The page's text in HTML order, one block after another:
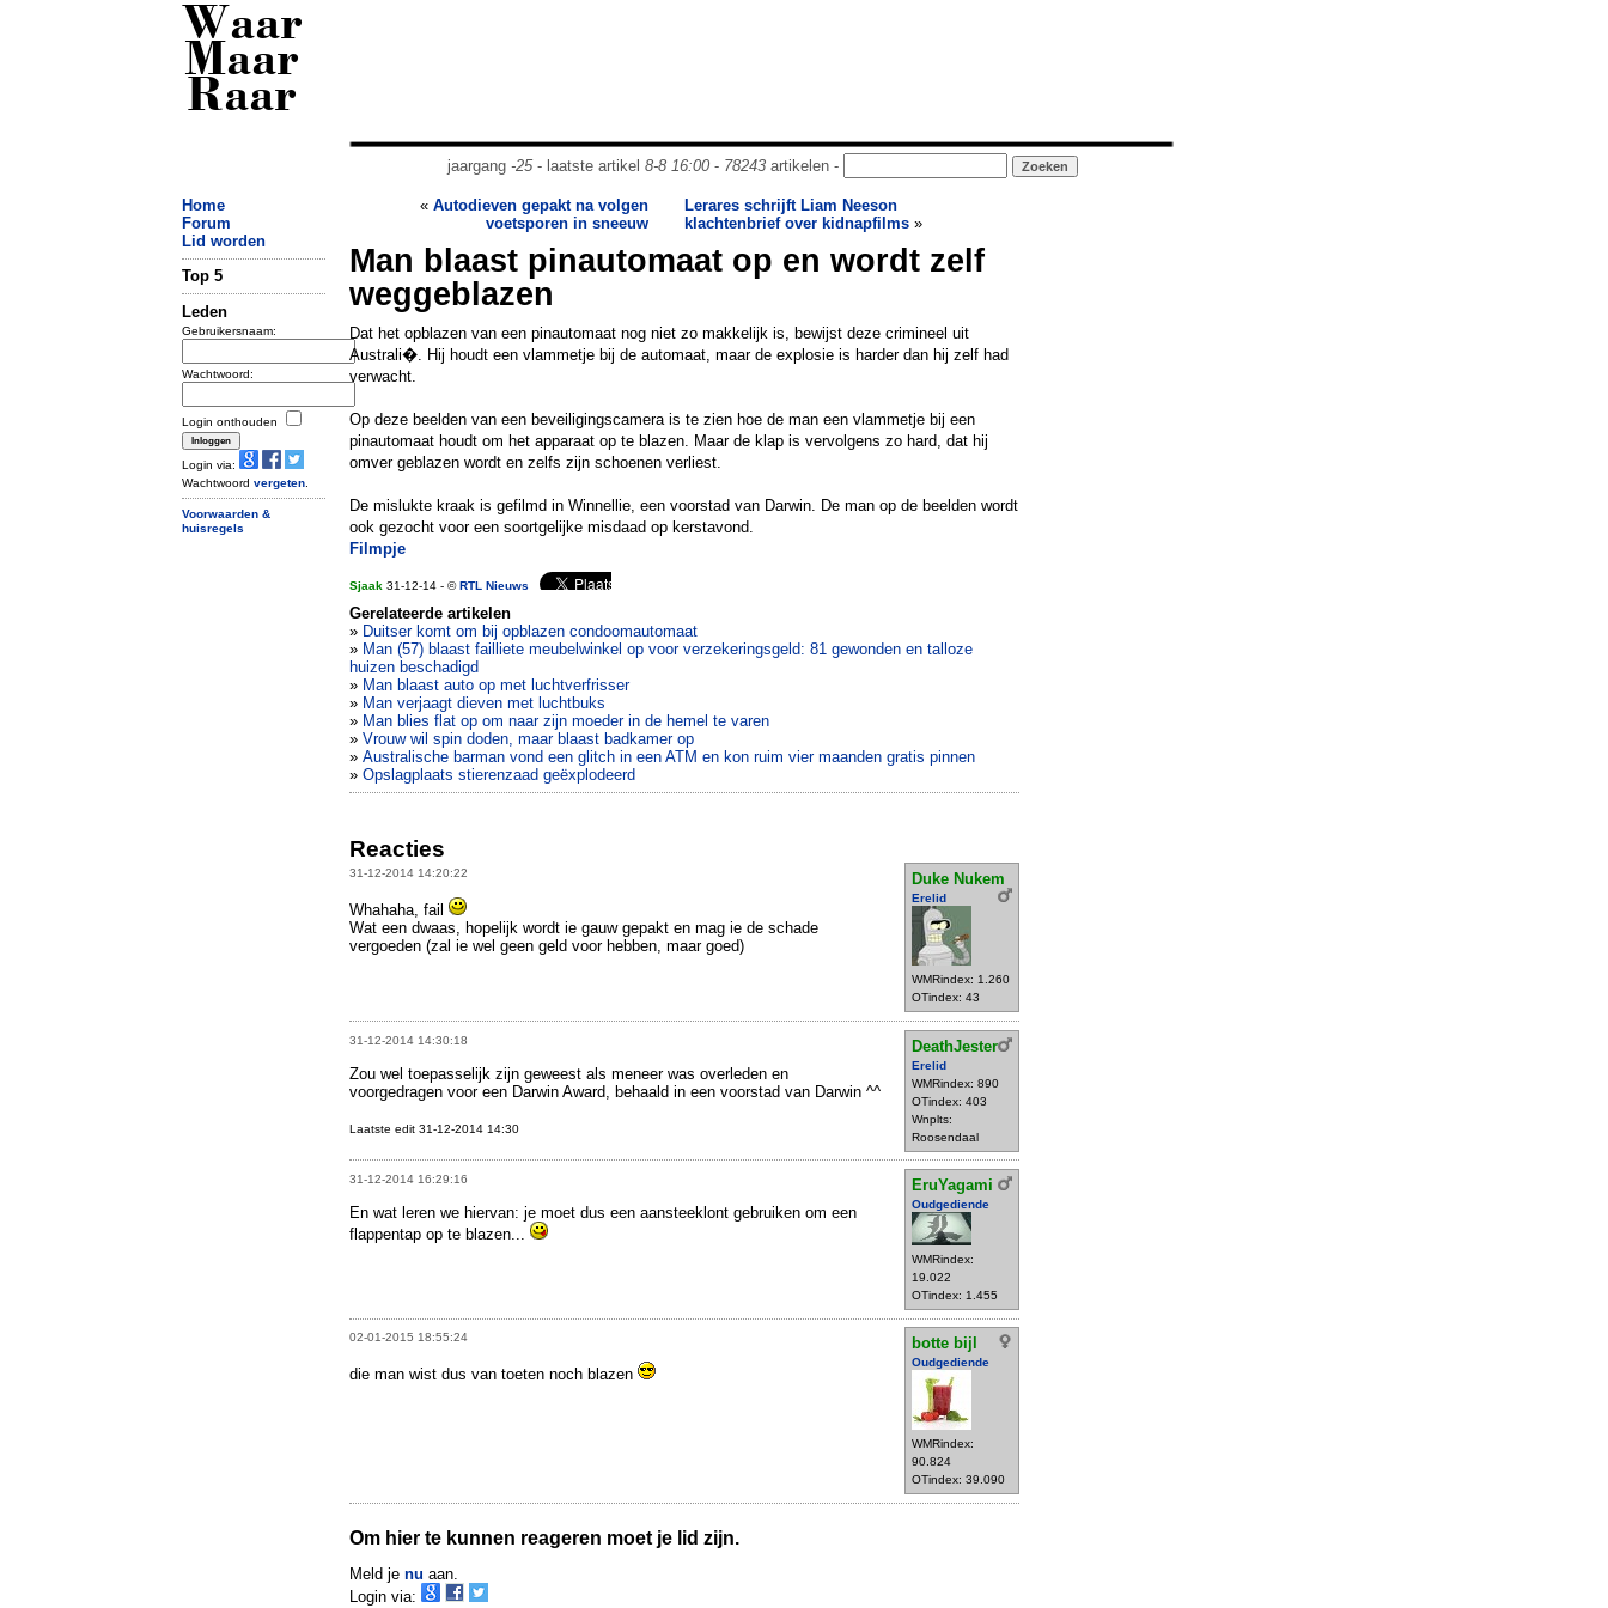
Waar
Maar
Raar
jaargang -25- laatste artikel 8-8 16:00- 78243artikelen -
Home
Forum
Lid worden
Top 5
Leden
Gebruikersnaam:
Wachtwoord:
Login onthouden
Login via:
Wachtwoord vergeten
Voorwaarden &
huisregels
« Autodieven gepakt na volgen
voetsporen in sneeuw
Lerares schrijft Liam Neeson
klachtenbrief over kidnapfilms »
Man blaast pinautomaat op en wordt zelf
weggeblazen
Dat het opblazen van een pinautomaat nog niet zo makkelijk is, bewijst deze crimineel uit
Australi�. Hij houdt een vlammetje bij de automaat, maar de explosie is harder dan hij zelf had
verwacht.
Op deze beelden van een beveiligingscamera is te zien hoe de man een vlammetje bij een
pinautomaat houdt om het apparaat op te blazen. Maar de klap is vervolgens zo hard, dat hij
omver geblazen wordt en zelfs zijn schoenen verliest.
De mislukte kraak is gefilmd in Winnellie, een voorstad van Darwin. De man op de beelden wordt
ook gezocht voor een soortgelijke misdaad op kerstavond.
Filmpje
Sjaak 31-12-14 - ©RTL Nieuws
Gerelateerde artikelen
» Duitser komt om bij opblazen condoomautomaat
» Man (57) blaast failliete meubelwinkel op voor verzekeringsgeld: 81 gewonden en talloze
huizen beschadigd
» Man blaast auto op met luchtverfrisser
» Man verjaagt dieven met luchtbuks
» Man blies flat op om naar zijn moeder in de hemel te varen
» Vrouw wil spin doden, maar blaast badkamer op
» Australische barman vond een glitch in een ATM en kon ruim vier maanden gratis pinnen
» Opslagplaats stierenzaad geëxplodeerd
Reacties
31-12-2014 14:20:22 Duke Nukem
Erelid
WMRindex: 1.260
OTindex: 43
Whahaha, fail
Wat een dwaas, hopelijk wordt ie gauw gepakt en mag ie de schade
vergoeden (zal ie wel geen geld voor hebben, maar goed)
31-12-2014 14:30:18 DeathJester
Erelid
WMRindex: 890
OTindex: 403
Wnplts:
Roosendaal
Zou wel toepasselijk zijn geweest als meneer was overleden en
voorgedragen voor een Darwin Award, behaald in een voorstad van Darwin ^^
Laatste edit 31-12-2014 14:30
31-12-2014 16:29:16 EruYagami
Oudgediende
WMRindex:
19.022
OTindex: 1.455
En wat leren we hiervan: je moet dus een aansteeklont gebruiken om een
flappentap op te blazen...
02-01-2015 18:55:24 botte bijl
Oudgediende
WMRindex:
90.824
OTindex: 39.090
die man wist dus van toeten noch blazen
Om hier te kunnen reageren moet je lid zijn.
Meld je nu aan.
Login via: